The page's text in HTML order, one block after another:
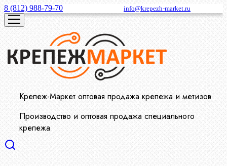
8 (812) 988-79-70 info@krepezh-market.ru
Крепеж-Маркет оптовая продажа крепежа и метизов
Производство и оптовая продажа специального
крепежа